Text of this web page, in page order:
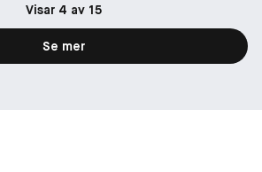
Visar 4 av 15
Se mer